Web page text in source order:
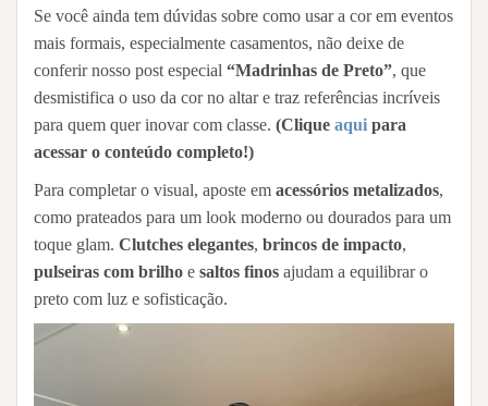
Se você ainda tem dúvidas sobre como usar a cor em eventos
mais formais, especialmente casamentos, não deixe de
conferir nosso post especial “Madrinhas de Preto”, que
desmistifica o uso da cor no altar e traz referências incríveis
para quem quer inovar com classe. (Clique aqui para
acessar o conteúdo completo!)
Para completar o visual, aposte em acessórios metalizados,
como prateados para um look moderno ou dourados para um
toque glam. Clutches elegantes, brincos de impacto,
pulseiras com brilho e saltos finos ajudam a equilibrar o
preto com luz e sofisticação.